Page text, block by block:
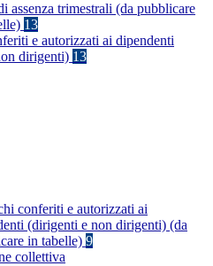
assenza trimestrali (da pubblicare
13
e autorizzati ai dipendenti
dirigenti) 13
conferiti e autorizzati ai
(dirigenti e non dirigenti) (da
in tabelle) 9
collettiva